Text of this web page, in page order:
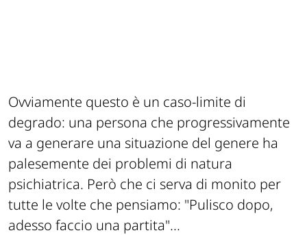
Ovviamente questo è un caso-limite di
degrado: una persona che progressivamente
va a generare una situazione del genere ha
palesemente dei problemi di natura
psichiatrica. Però che ci serva di monito per
tutte le volte che pensiamo: "Pulisco dopo,
adesso faccio una partita"...